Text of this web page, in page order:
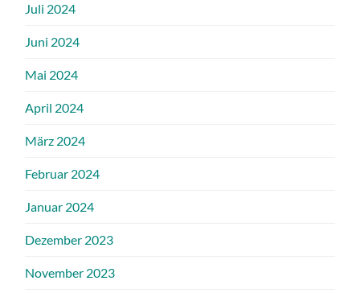
Juli 2024
Juni 2024
Mai 2024
April 2024
März 2024
Februar 2024
Januar 2024
Dezember 2023
November 2023